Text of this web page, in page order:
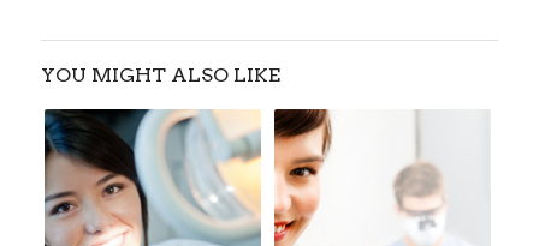
YOU MIGHT ALSO LIKE